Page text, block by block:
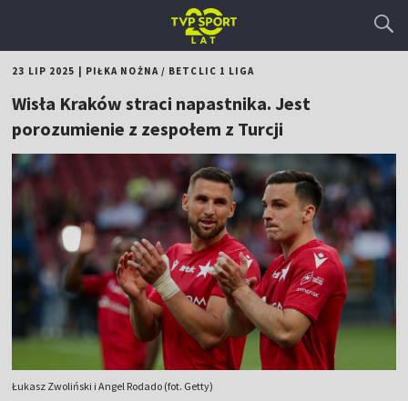
23 LIP 2025 PIŁKA NOŻNA/ BETCLIC 1 LIGA
Wisła Kraków straci napastnika. Jest
porozumienie z zespołem z Turcji
Łukasz Zwoliński i Angel Rodado (fot. Getty)